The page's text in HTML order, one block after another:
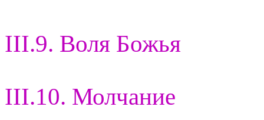
III.9. Воля Божья
III.10. Молчание